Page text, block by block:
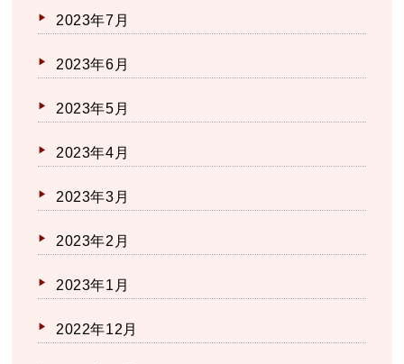
2023年7月
2023年6月
2023年5月
2023年4月
2023年3月
2023年2月
2023年1月
2022年12月